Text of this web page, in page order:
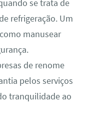
se trata de
refrigeração. Um
manusear
de renome
pelos serviços
tranquilidade ao